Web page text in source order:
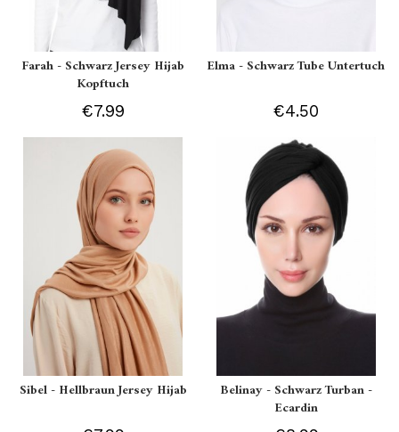
Farah - Schwarz Jersey Hijab
Kopftuch
€7.99
Elma - Schwarz Tube Untertuch
€4.50
Sibel - Hellbraun Jersey Hijab
Belinay - Schwarz Turban -
Ecardin